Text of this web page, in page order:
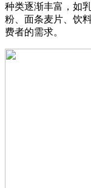
种类逐渐丰富，如
粉、面条麦片、饮
费者的需求。